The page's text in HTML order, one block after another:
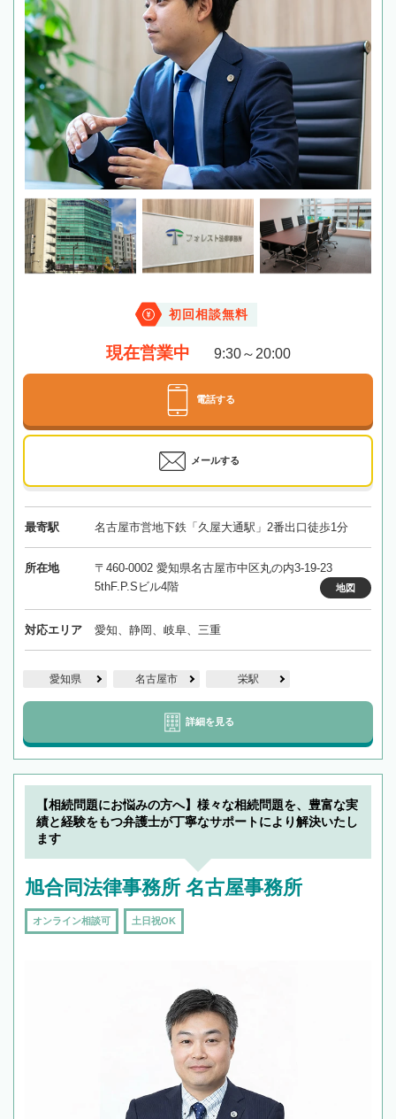
初回相談無料
現在営業中 9:30～20:00
電話する
メールする
最寄駅 名古屋市営地下鉄「久屋大通駅」2番出口徒歩1分
所在地
〒460-0002 愛知県名古屋市中区丸の内3-19-23
5thF.P.Sビル4階
地図
対応エリア 愛知、静岡、岐阜、三重
愛知県 名古屋市 栄駅
詳細を見る
【相続問題にお悩みの方へ】様々な相続問題を、豊富な実
績と経験をもつ弁護士が丁寧なサポートにより解決いたし
ます
旭合同法律事務所 名古屋事務所
オンライン相談可 土日祝OK